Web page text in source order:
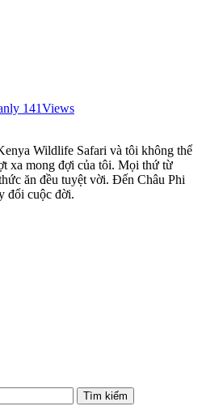
141Views
Wildlife Safari và tôi không thể
xa mong đợi của tôi. Mọi thứ từ
ăn đều tuyệt vời. Đến Châu Phi
đổi cuộc đời.